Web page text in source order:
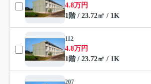
4.8万円
1階 / 23.72㎡ / 1K
112
4.8万円
1階 / 23.72㎡ / 1K
207